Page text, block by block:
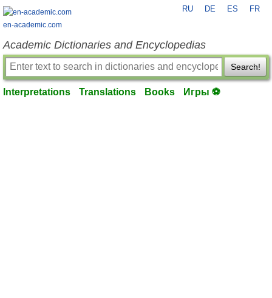
en-academic.com
RU DE ES FR
Academic Dictionaries and Encyclopedias
Search!
Interpretations Translations Books Игры ⚽